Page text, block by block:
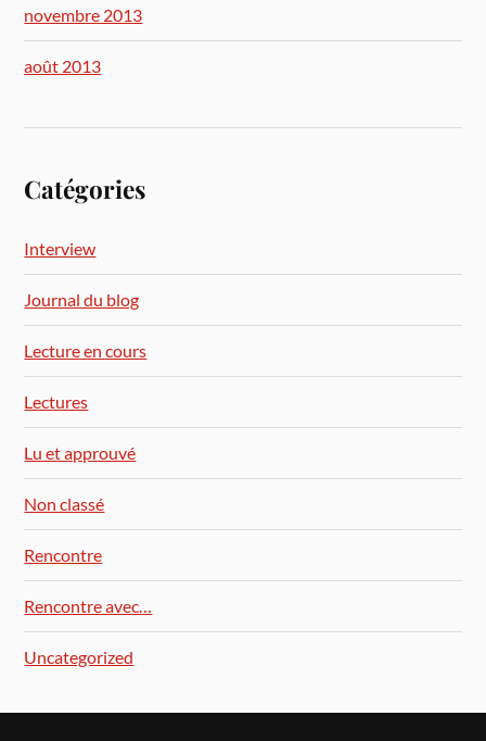
novembre 2013
août 2013
Catégories
Interview
Journal du blog
Lecture en cours
Lectures
Lu et approuvé
Non classé
Rencontre
Rencontre avec…
Uncategorized